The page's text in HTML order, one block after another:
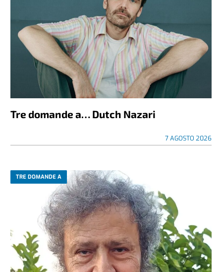
Tre domande a… Dutch Nazari
7 AGOSTO 2026
TRE DOMANDE A